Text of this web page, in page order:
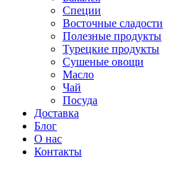
Специи
Восточные сладости
Полезные продукты
Турецкие продукты
Сушеные овощи
Масло
Чай
Посуда
Доставка
Блог
О нас
Контакты